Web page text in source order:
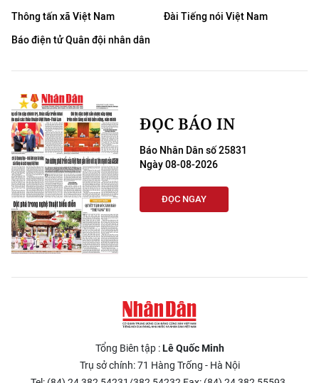
Thông tấn xã Việt Nam
Đài Tiếng nói Việt Nam
Báo điện tử Quân đội nhân dân
ĐỌC BÁO IN
Báo Nhân Dân số 25831
Ngày 08-08-2026
ĐỌC NGAY
Tổng Biên tập :Lê Quốc Minh
Trụ sở chính: 71 Hàng Trống - Hà Nội